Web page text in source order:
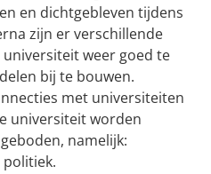
en dichtgebleven tijdens
zijn er verschillende
weer goed te
bij te bouwen.
met universiteiten
universiteit worden
namelijk:
politiek.